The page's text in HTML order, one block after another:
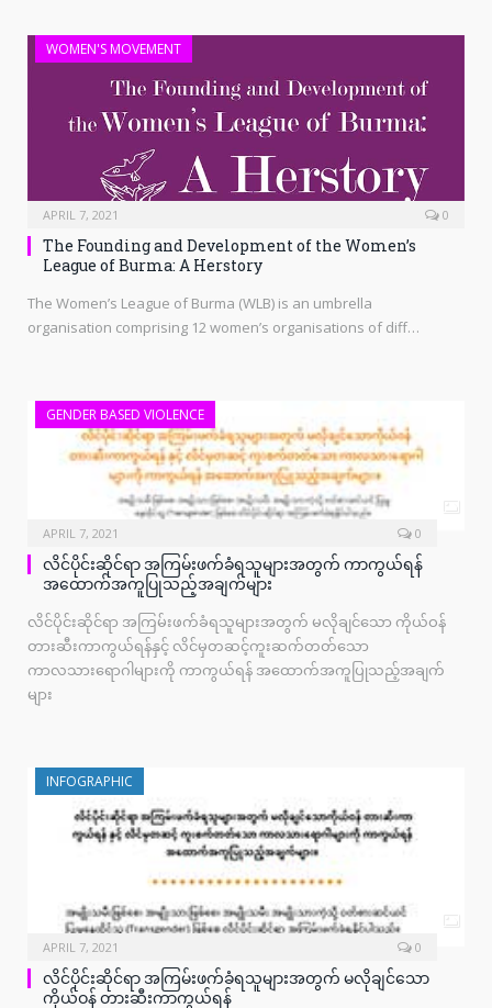
WOMEN'S MOVEMENT
APRIL 7, 2021 0
The Founding and Development of the Women’s
League of Burma: A Herstory
The Women’s League of Burma (WLB) is an umbrella
organisation comprising 12 women’s organisations of diff…
GENDER BASED VIOLENCE
APRIL 7, 2021 0
လိင်ပိုင်းဆိုင်ရာ အကြမ်းဖက်ခံရသူများအတွက် ကာကွယ်ရန်
အထောက်အကူပြုသည့်အချက်များ
လိင်ပိုင်းဆိုင်ရာ အကြမ်းဖက်ခံရသူများအတွက် မလိုချင်သော ကိုယ်ဝန်
တားဆီးကာကွယ်ရန်နှင့် လိင်မှတဆင့်ကူးဆက်တတ်သော
ကာလသားရောဂါများကို ကာကွယ်ရန် အထောက်အကူပြုသည့်အချက်
များ
INFOGRAPHIC
APRIL 7, 2021 0
လိင်ပိုင်းဆိုင်ရာ အကြမ်းဖက်ခံရသူများအတွက် မလိုချင်သော
ကိုယ်ဝန် တားဆီးကာကွယ်ရန်